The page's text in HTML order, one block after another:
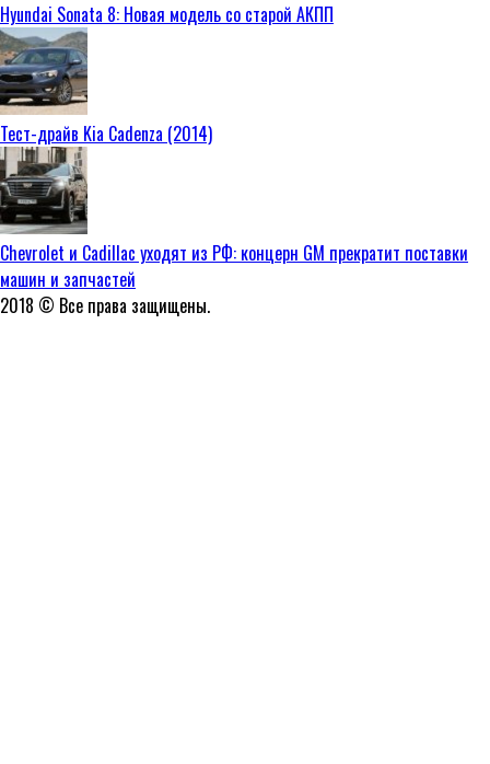
Hyundai Sonata 8: Новая модель со старой АКПП
Тест-драйв Kia Cadenza (2014)
Chevrolet и Cadillac уходят из РФ: концерн GM прекратит поставки
машин и запчастей
2018 © Все права защищены.